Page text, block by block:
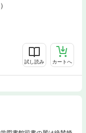
試し読み カートへ